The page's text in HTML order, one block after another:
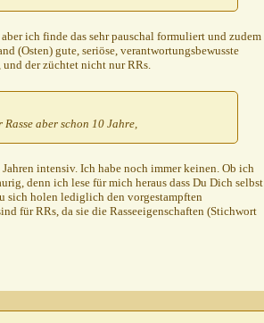
aber ich finde das sehr pauschal formuliert und zudem
(Osten) gute, seriöse, verantwortungsbewusste
der züchtet nicht nur RRs.
aber schon 10 Jahre,
intensiv. Ich habe noch immer keinen. Ob ich
denn ich lese für mich heraus dass Du Dich selbst
sich holen lediglich den vorgestampften
für RRs, da sie die Rasseeigenschaften (Stichwort